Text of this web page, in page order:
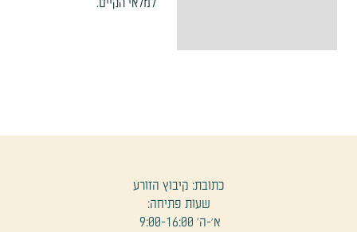
למלאי הקיים.
כתובת: קיבוץ הזורע
שעות פתיחה:
א׳-ה' 9:00-16:00